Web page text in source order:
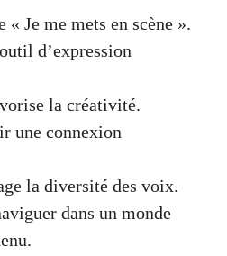
« Je me mets en scène ».
d’expression
la créativité.
une connexion
la diversité des voix.
dans un monde